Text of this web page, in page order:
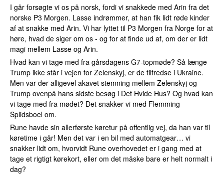
I går forsøgte vi os på norsk, fordi vi snakkede med Arin fra det
norske P3 Morgen. Lasse indrømmer, at han fik lidt røde kinder
af at snakke med Arin. Vi har lyttet til P3 Morgen fra Norge for at
høre, hvad de siger om os - og for at finde ud af, om der er lidt
magi mellem Lasse og Arin.
Hvad kan vi tage med fra gårsdagens G7-topmøde? Så længe
Trump ikke står i vejen for Zelenskyj, er de tilfredse i Ukraine.
Men var der alligevel akavet stemning mellem Zelenskyj og
Trump ovenpå hans sidste besøg i Det Hvide Hus? Og hvad kan
vi tage med fra mødet? Det snakker vi med Flemming
Splidsboel om.
Rune havde sin allerførste køretur på offentlig vej, da han var til
køretime i går! Men det var i en bil med automatgear… vi
snakker lidt om, hvorvidt Rune overhovedet er i gang med at
tage et rigtigt kørekort, eller om det måske bare er helt normalt i
dag?